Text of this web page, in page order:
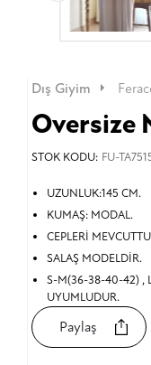
Dış Giyim
Oversize
STOK KODU: FU-
UZUNLUK:145 CM.
KUMAŞ: MODAL.
CEPLERİ
SALAŞ MODELDİR.
S-M(36-38-40-42) ,
UYUMLUDUR.
Paylaş